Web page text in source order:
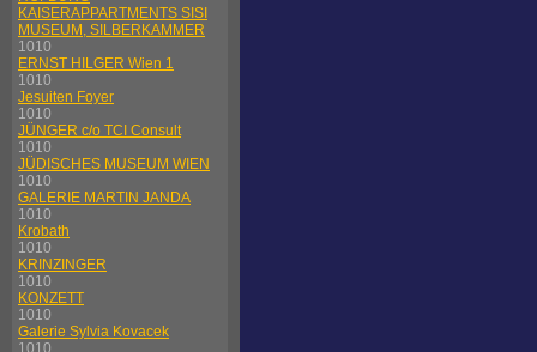
KAISERAPPARTMENTS SISI
MUSEUM, SILBERKAMMER
1010
ERNST HILGER Wien 1
1010
Jesuiten Foyer
1010
JÜNGER c/o TCI Consult
1010
JÜDISCHES MUSEUM WIEN
1010
GALERIE MARTIN JANDA
1010
Krobath
1010
KRINZINGER
1010
KONZETT
1010
Galerie Sylvia Kovacek
1010